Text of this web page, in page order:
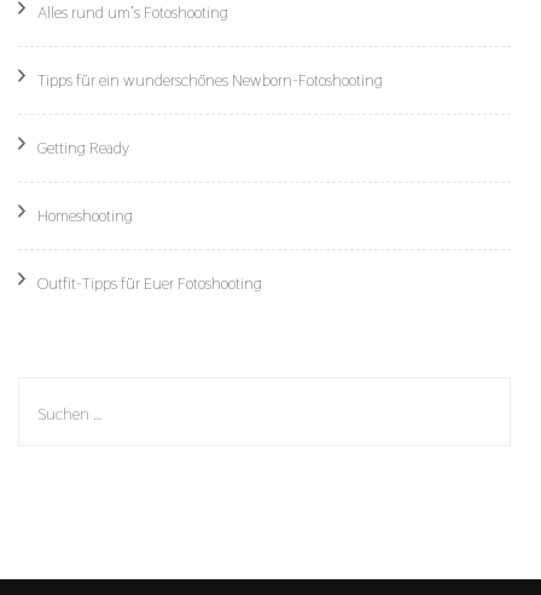
Alles rund um’s Fotoshooting
Tipps für ein wunderschönes Newborn-Fotoshooting
Getting Ready
Homeshooting
Outfit-Tipps für Euer Fotoshooting